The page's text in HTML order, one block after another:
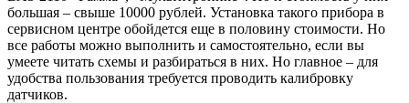
большая – свыше 10000 рублей. Установка такого прибора в
сервисном центре обойдется еще в половину стоимости. Но
все работы можно выполнить и самостоятельно, если вы
умеете читать схемы и разбираться в них. Но главное – для
удобства пользования требуется проводить калибровку
датчиков.